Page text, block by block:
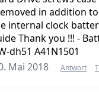
in addition
internal clock
Thank you !!! -
dh51 A41N1501
Mai 2018 Antwort